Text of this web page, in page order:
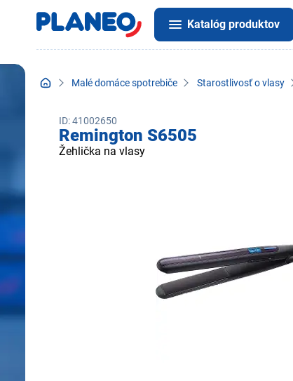
Katalóg produktov
Malé domáce spotrebiče Starostlivosť o vlasy
ID: 41002650
Remington S6505
Žehlička na vlasy